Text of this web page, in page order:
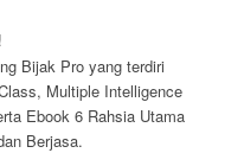
Bijak Pro yang terdiri
Multiple Intelligence
Ebook 6 Rahsia Utama
Berjasa.